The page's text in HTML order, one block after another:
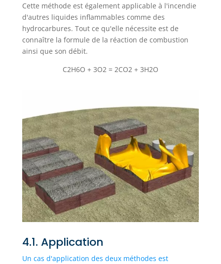
Cette méthode est également applicable à l'incendie
d'autres liquides inflammables comme des
hydrocarbures. Tout ce qu'elle nécessite est de
connaître la formule de la réaction de combustion
ainsi que son débit.
C2H6O + 3O2 = 2CO2 + 3H2O
4.1. Application
Un cas d'application des deux méthodes est